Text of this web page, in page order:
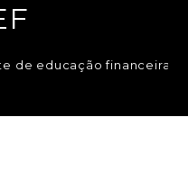
de educação financeira